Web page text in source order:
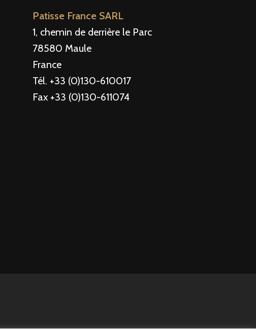
Patisse France SARL
1, chemin de derrière le Parc
78580 Maule
France
Tél. +33 (0)130-610017
Fax +33 (0)130-611074